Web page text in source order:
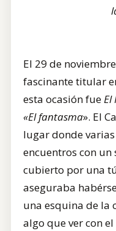
las brujas
El 29 de
fascinante titular
esta ocasión fueEl
«El fantasma». El
lugar donde
encuentros con
cubierto por una
aseguraba
una esquina de la
algo que ver con